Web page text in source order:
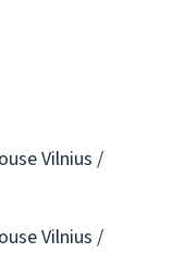
Vilnius /
Vilnius /